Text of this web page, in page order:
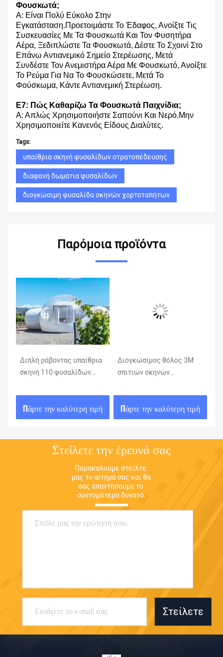
Φουσκωτά;
Α: Είναι Πολύ Εύκολο Στην
Εγκατάσταση.Προετοιμάστε Το Έδαφος, Ανοίξτε Τις
Συσκευασίες Με Τα Φουσκωτά Και Τον Φυσητήρα
Αέρα, Ξεδιπλώστε Τα Φουσκωτά, Δέστε Το Σχοινί Στο
Επάνω Αντιανεμικό Σημείο Στερέωσης, Μετά
Συνδέστε Τον Ανεμιστήρα Αέρα Με Φουσκωτό, Ανοίξτε
Το Ρεύμα Για Να Το Φουσκώσετε, Μετά Το
Φούσκωμα, Κάντε Αντιανεμική Στερέωση.
Ε7: Πώς Καθαρίζω Τα Φουσκωτά Παιχνίδια;
Α: Απλώς Χρησιμοποιήστε Σαπούνι Και Νερό.Μην
Χρησιμοποιείτε Κανενός Είδους Διαλύτες.
Tags:
υπαίθρια σκηνή φυσαλίδων στρατοπέδευσης
διαφανή δωμάτια φυσαλίδων
διογκώσιμη φυσαλίδα σκηνών χορτοταπήτων
Παρόμοια προϊόντα
Διπλή ράβοντας υπαίθρια
σκηνή 110 φυσαλίδων
ανεμιστήρας Β/εξάρτηση
επισκευής
Πάρτε την καλύτερη τιμή
Διογκώσιμος θόλος 3M
σπιτιών σκηνών
κρυστάλλου/CE μεγέθους
4M/5M εγκεκριμένο
Πάρτε την καλύτερη τιμή
Στείλετε την έρευνά σας
Παρακαλούμε στείλτε
μας το αίτημά σας και θα
σας απαντήσουμε το
συντομότερο δυνατό.
Στείλετε